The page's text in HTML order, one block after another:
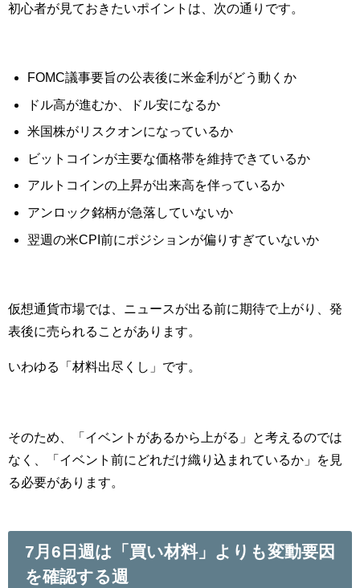
初心者が見ておきたいポイントは、次の通りです。
FOMC議事要旨の公表後に米金利がどう動くか
ドル高が進むか、ドル安になるか
米国株がリスクオンになっているか
ビットコインが主要な価格帯を維持できているか
アルトコインの上昇が出来高を伴っているか
アンロック銘柄が急落していないか
翌週の米CPI前にポジションが偏りすぎていないか
仮想通貨市場では、ニュースが出る前に期待で上がり、発
表後に売られることがあります。
いわゆる「材料出尽くし」です。
そのため、「イベントがあるから上がる」と考えるのでは
なく、「イベント前にどれだけ織り込まれているか」を見
る必要があります。
7月6日週は「買い材料」よりも変動要因
を確認する週